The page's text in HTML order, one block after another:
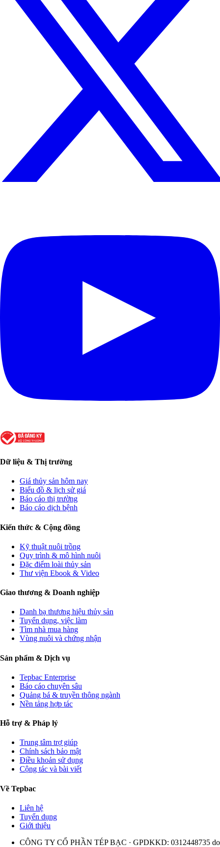
Dữ liệu & Thị trường
Giá thủy sản hôm nay
Biểu đồ & lịch sử giá
Báo cáo thị trường
Báo cáo dịch bệnh
Kiến thức & Cộng đồng
Kỹ thuật nuôi trồng
Quy trình & mô hình nuôi
Đặc điểm loài thủy sản
Thư viện Ebook & Video
Giao thương & Doanh nghiệp
Danh bạ thương hiệu thủy sản
Tuyển dụng, việc làm
Tìm nhà mua hàng
Vùng nuôi và chứng nhận
Sản phẩm & Dịch vụ
Tepbac Enterprise
Báo cáo chuyên sâu
Quảng bá & truyền thông ngành
Nền tảng hợp tác
Hỗ trợ & Pháp lý
Trung tâm trợ giúp
Chính sách bảo mật
Điều khoản sử dụng
Cộng tác và bài viết
Về Tepbac
Liên hệ
Tuyển dụng
Giới thiệu
CÔNG TY CỔ PHẦN TÉP BẠC · GPDKKD: 0312448735 do